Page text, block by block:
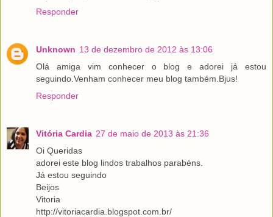
Responder
Unknown 13 de dezembro de 2012 às 13:06
Olá amiga vim conhecer o blog e adorei já estou
seguindo.Venham conhecer meu blog também.Bjus!
Responder
Vitória Cardia 27 de maio de 2013 às 21:36
Oi Queridas
adorei este blog lindos trabalhos parabéns.
Já estou seguindo
Beijos
Vitoria
http://vitoriacardia.blogspot.com.br/